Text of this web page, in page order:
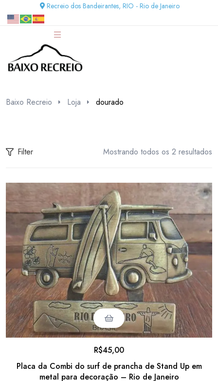
Recreio dos Bandeirantes, RIO - Rio de Janeiro
Baixo Recreio Loja dourado
Filter Mostrando todos os 2 resultados
Placa da Combi do surf de prancha de Stand Up em
metal para decoração – Rio de Janeiro
R$45,00